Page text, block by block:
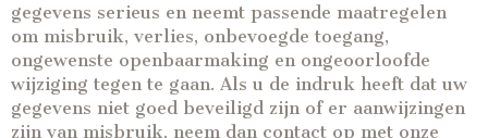
gegevens serieus en neemt passende maatregelen
om misbruik, verlies, onbevoegde toegang,
ongewenste openbaarmaking en ongeoorloofde
wijziging tegen te gaan. Als u de indruk heeft dat uw
gegevens niet goed beveiligd zijn of er aanwijzingen
zijn van misbruik, neem dan contact op met onze